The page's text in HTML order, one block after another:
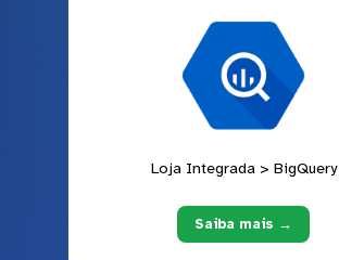
Loja Integrada > BigQuery
Saiba mais →